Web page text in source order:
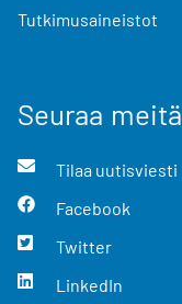
Tutkimusaineistot
Seuraa meitä
Tilaa uutisviesti
Facebook
Twitter
LinkedIn